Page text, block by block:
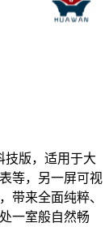
版，适用于大
等，另一屏可视
带来全面纯粹、
一室般自然畅